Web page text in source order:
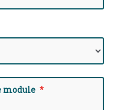
module